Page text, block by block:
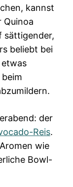
kannst
Quinoa
sättigender,
beliebt bei
etwas
der
Reis.
wie
Bowl-